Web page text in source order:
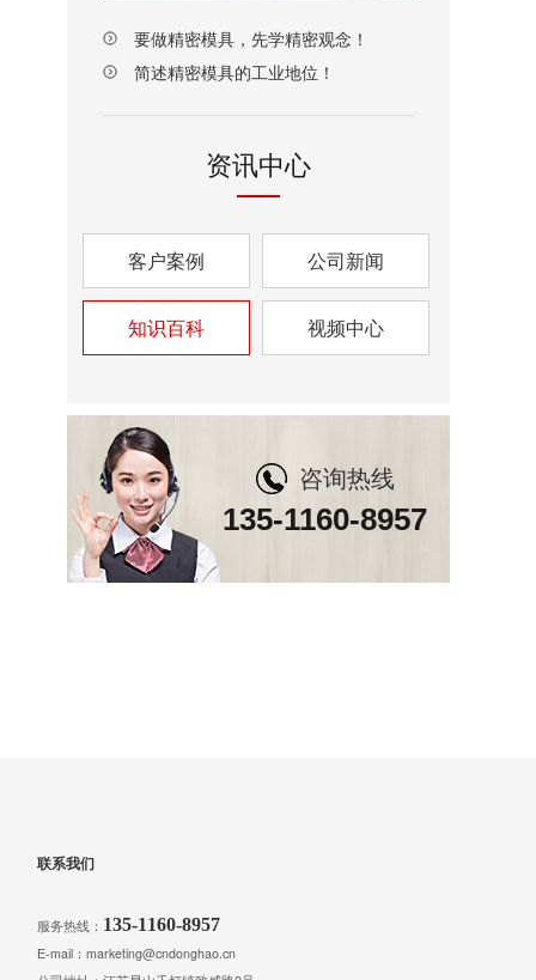
要做精密模具，先学精密观念！
简述精密模具的工业地位！
资讯中心
客户案例 公司新闻
知识百科 视频中心
咨询热线
135-1160-8957
联系我们
服务热线： 135-1160-8957
E-mail：marketing@cndonghao.cn